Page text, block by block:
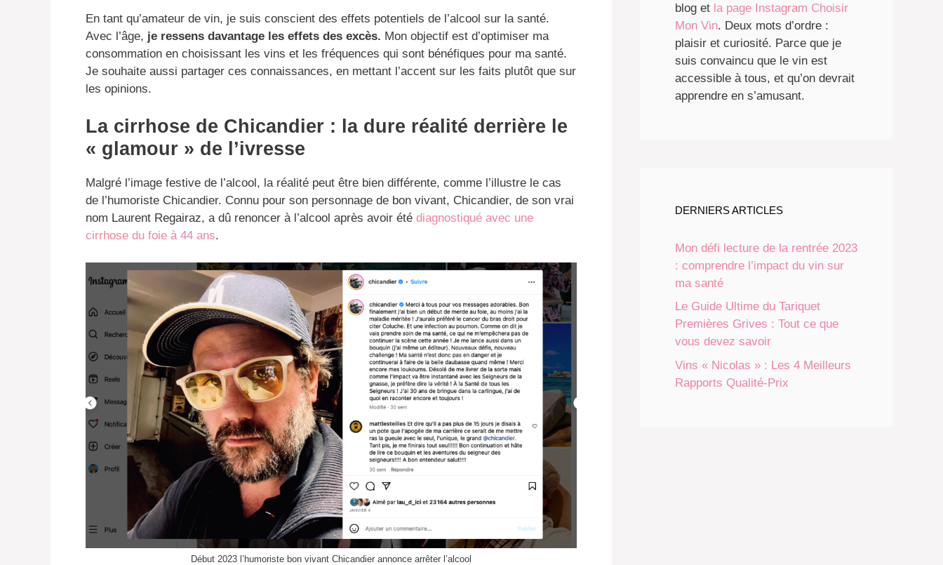
En tant qu’amateur de vin, je suis conscient des effets potentiels de l’alcool sur la santé.
Avec l’âge, je ressens davantage les effets des excès. Mon objectif est d’optimiser ma
consommation en choisissant les vins et les fréquences qui sont bénéfiques pour ma santé.
Je souhaite aussi partager ces connaissances, en mettant l’accent sur les faits plutôt que sur
les opinions.
La cirrhose de Chicandier : la dure réalité derrière le
« glamour » de l’ivresse
Malgré l’image festive de l’alcool, la réalité peut être bien différente, comme l’illustre le cas
de l’humoriste Chicandier. Connu pour son personnage de bon vivant, Chicandier, de son vrai
nom Laurent Regairaz, a dû renoncer à l’alcool après avoir été diagnostiqué avec une
cirrhose du foie à 44 ans.
Début 2023 l’humoriste bon vivant Chicandier annonce arrêter l’alcool
blog et la page Instagram Choisir
Mon Vin. Deux mots d’ordre :
plaisir et curiosité. Parce que je
suis convaincu que le vin est
accessible à tous, et qu’on devrait
apprendre en s’amusant.
DERNIERS ARTICLES
Mon défi lecture de la rentrée 2023
: comprendre l’impact du vin sur
ma santé
Le Guide Ultime du Tariquet
Premières Grives : Tout ce que
vous devez savoir
Vins « Nicolas » : Les 4 Meilleurs
Rapports Qualité-Prix